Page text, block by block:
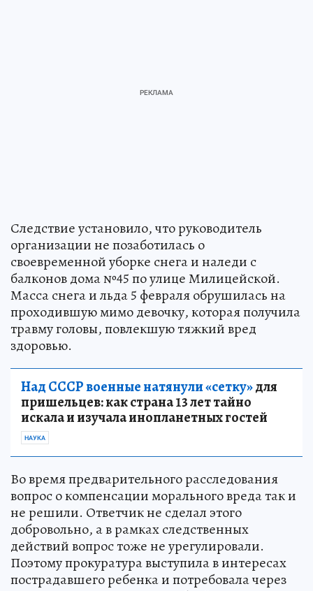
Следствие установило, что руководитель
организации не позаботилась о
своевременной уборке снега и наледи с
балконов дома №45 по улице Милицейской.
Масса снега и льда 5 февраля обрушилась на
проходившую мимо девочку, которая получила
травму головы, повлекшую тяжкий вред
здоровью.
Над СССР военные натянули «сетку»для
пришельцев: как страна 13 лет тайно
искала и изучала инопланетных гостей
НАУКА
Во время предварительного расследования
вопрос о компенсации морального вреда так и
не решили. Ответчик не сделал этого
добровольно, а в рамках следственных
действий вопрос тоже не урегулировали.
Поэтому прокуратура выступила в интересах
пострадавшего ребенка и потребовала через